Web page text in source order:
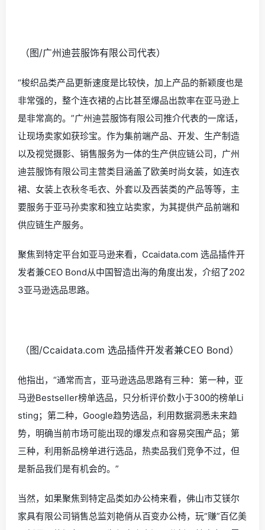
（图/广州迪芸服饰有限公司代表）
“梭织品类产品更新速度是比较快，加上产品的新颖度也是
非常强的，整个连衣裙的占比甚至爆品出款率在亚马逊上
是非常高的。”广州迪芸服饰有限公司推介代表的一席话，
让现场卖家如获珍宝。作为集前端产品、开发、生产制造
以及视觉摄影、销售服务为一体的生产供应链公司，广州
迪芸服饰有限公司主营类目涵盖了欧美时尚女装，如连衣
裙、女装上衣秋冬毛衣、外套以及西装类的产品等等，主
要服务于亚马孙卖家和独立站卖家，为其提供产品前端和
供应链生产服务。
聚焦到特定平台如亚马逊来看，Ccaidata.com 选品插件开
发者兼CEO Bond从中国智造出海的角度出发，介绍了202
3亚马逊选品思路。
（图/Ccaidata.com 选品插件开发者兼CEO Bond）
他指出，“通常而言，亚马逊选品思路有三种：第一种，亚
马逊Bestseller榜单选品，只分析评价数小于300的榜单Li
sting；第二种，Google趋势选品，利用数据洞悉未来趋
势，明确当前市场可能出现的爆发点和容易突围产品；第
三种，利用新品榜单进行选品，热卖品我们竞争不过，但
是新品我们是有机会的。”
当然，如果聚焦到特定品类如办公椅来看，佛山市艾镁尔
家具有限公司销售总监刘艳俏从百变办公椅，玩“赚”百亿美